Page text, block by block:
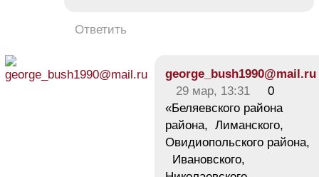
Ответить
george_bush1990@mail.ru
29 мар, 13:31
0
«Беляевского района
района, Лиманского,
Овидиопольского района,
Ивановского,